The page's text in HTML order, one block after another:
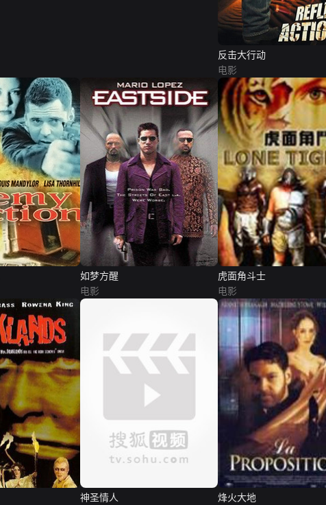
反击大行动
电影
如梦方醒
电影
虎面角斗士
电影
神圣情人
烽火大地